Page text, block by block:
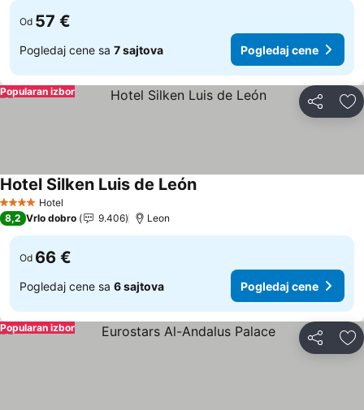
Od 57 €
Pogledaj cene sa 7 sajtova Pogledaj cene
Deli
Popularan izbor
4 ZvezdiceHotel
Hotel Silken Luis de LeónPogledaj cene
8,2 Vrlo dobro 9.406 Leon
Od 66 €
Pogledaj cene sa 6 sajtova Pogledaj cene
Deli
Popularan izbor